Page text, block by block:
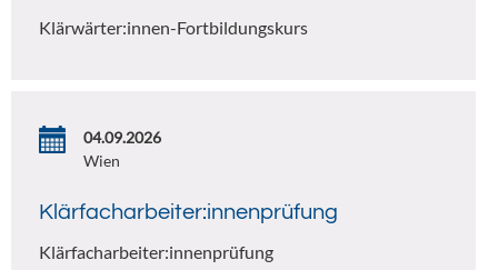
Klärwärter:innen-Fortbildungskurs
04.09.2026
Wien
Klärfacharbeiter:innenprüfung
Klärfacharbeiter:innenprüfung